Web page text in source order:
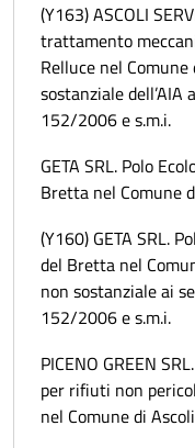
(Y163) ASCOLI
trattamento
Relluce nel
sostanziale dell’AIA
152/2006 e s.m.i.
GETA SRL. Polo
Bretta nel Comune
(Y160) GETA SRL.
del Bretta nel
non sostanziale ai
152/2006 e s.m.i.
PICENO GREEN
per rifiuti non
nel Comune di